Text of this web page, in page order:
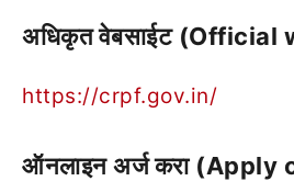
अधिकृत वेबसाईट (Official
https://crpf.gov.in/
ऑनलाइन अर्ज करा (Apply